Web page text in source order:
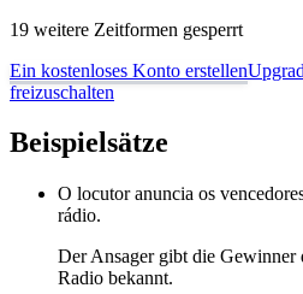
19 weitere Zeitformen gesperrt
Ein kostenloses Konto erstellen
freizuschalten
Beispielsätze
O locutor anuncia os
rádio.
Der Ansager gibt die Gewinner
Radio bekannt.